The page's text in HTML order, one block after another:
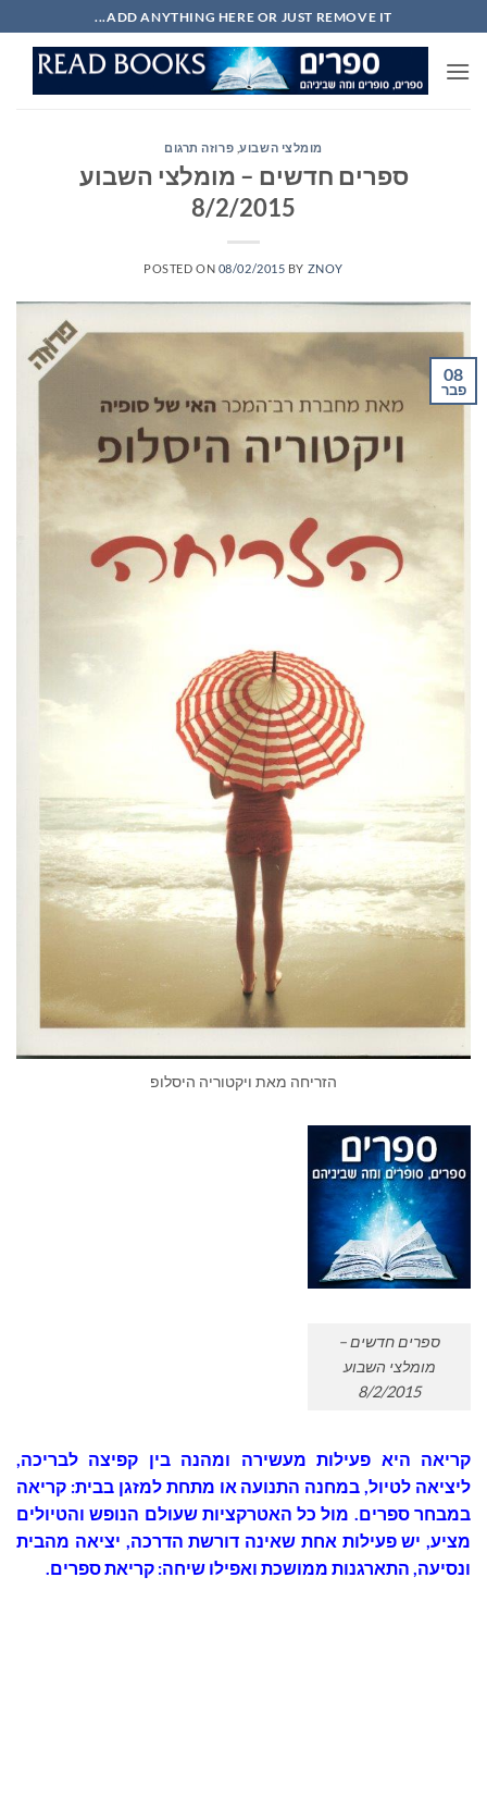
to
content
ADD ANYTHING HERE OR JUST REMOVE IT...
מומלצי השבוע, פרוזה תרגום
ספרים חדשים – מומלצי השבוע
8/2/2015
POSTED ON 08/02/2015 BY ZNOY
08
פבר
הזריחה מאת ויקטוריה היסלופ
ספרים חדשים –
מומלצי השבוע
8/2/2015
קריאה היא פעילות מעשירה ומהנה בין קפיצה לבריכה,
ליציאה לטיול, במחנה התנועה או מתחת למזגן בבית: קריאה
במבחר ספרים. מול כל האטרקציות שעולם הנופש והטיולים
מציע, יש פעילות אחת שאינה דורשת הדרכה, יציאה מהבית
ונסיעה, התארגנות ממושכת ואפילו שיחה: קריאת ספרים.